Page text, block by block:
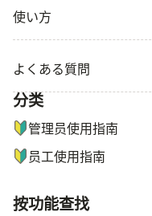
使い方
よくある質問
ナビゲーションメニュー
分类
管理员使用指南
员工使用指南
按功能查找